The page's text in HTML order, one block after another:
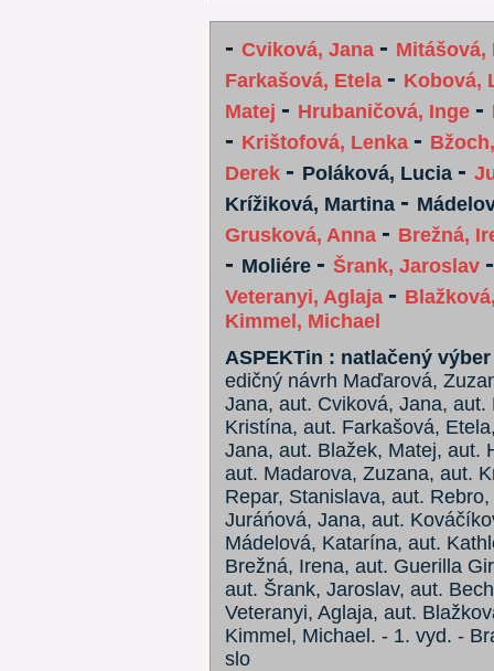
- Cviková, Jana - Mitášová,
Farkašová, Etela - Kobová,
Matej - Hrubaničová, Inge -
- Krištofová, Lenka -
Derek - Poláková, Lucia -
Krížiková, Martina -
Grusková, Anna - Brežná,
- Moliére - Šrank, Jaroslav
Veteranyi, Aglaja -
Kimmel, Michael
ASPEKTin : natlačený
edičný návrh Maďarová,
Jana, aut. Cviková, Jana,
Kristína, aut. Farkašová,
Jana, aut. Blažek, Matej, aut.
aut. Madarova, Zuzana, aut.
Repar, Stanislava, aut.
Juráńová, Jana, aut.
Mádelová, Katarína, aut.
Brežná, Irena, aut. Guerilla
aut. Šrank, Jaroslav, aut.
Veteranyi, Aglaja, aut.
Kimmel, Michael. - 1. vyd. -
slo